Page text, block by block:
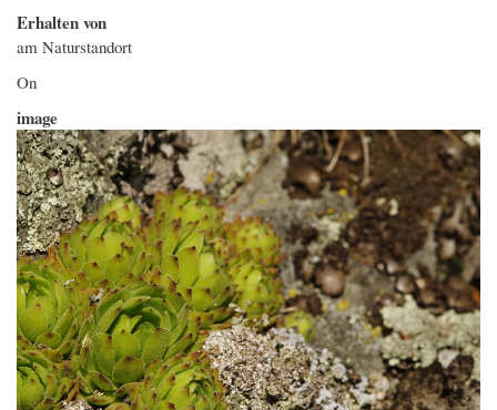
Erhalten von
am Naturstandort
Hinweis
On
image